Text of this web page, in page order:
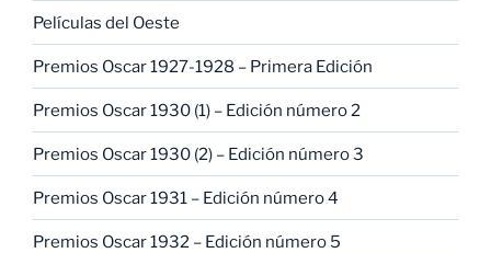
Películas del Oeste
Premios Oscar 1927-1928 – Primera Edición
Premios Oscar 1930 (1) – Edición número 2
Premios Oscar 1930 (2) – Edición número 3
Premios Oscar 1931 – Edición número 4
Premios Oscar 1932 – Edición número 5